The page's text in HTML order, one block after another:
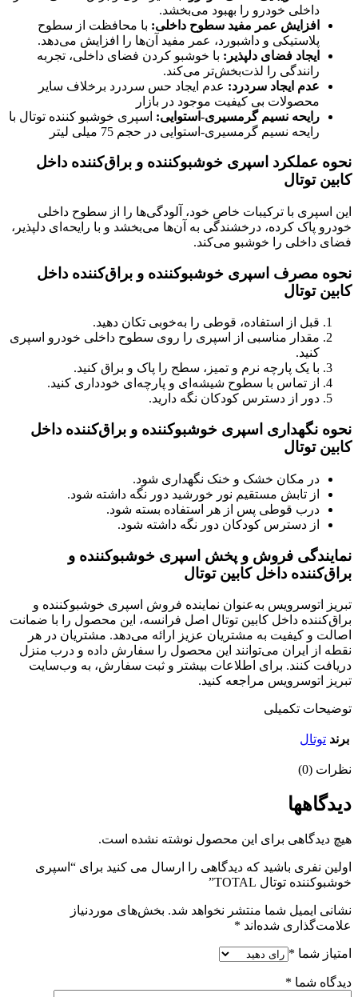
داخلی خودرو را بهبود می‌بخشد.
افزایش عمر مفید سطوح داخلی: با محافظت از سطوح
پلاستیکی و داشبورد، عمر مفید آن‌ها را افزایش می‌دهد.
ایجاد فضای دلپذیر: با خوشبو کردن فضای داخلی، تجربه
رانندگی را لذت‌بخش‌تر می‌کند.
عدم ایجاد سردرد: عدم ایجاد حس سردرد برخلاف سایر
محصولات بی کیفیت موجود در بازار
رایحه نسیم گرمسیری-استوایی: اسپری خوشبو کننده توتال با
رایحه نسیم گرمسیری-استوایی در حجم 75 میلی لیتر
نحوه عملکرد اسپری خوشبوکننده و براق‌کننده داخل
کابین توتال
این اسپری با ترکیبات خاص خود، آلودگی‌ها را از سطوح داخلی
خودرو پاک کرده، درخشندگی به آن‌ها می‌بخشد و با رایحه‌ای دلپذیر،
فضای داخلی را خوشبو می‌کند.
نحوه مصرف اسپری خوشبوکننده و براق‌کننده داخل
کابین توتال
قبل از استفاده، قوطی را به‌خوبی تکان دهید.
مقدار مناسبی از اسپری را روی سطوح داخلی خودرو اسپری
کنید.
با یک پارچه نرم و تمیز، سطح را پاک و براق کنید.
از تماس با سطوح شیشه‌ای و پارچه‌ای خودداری کنید.
دور از دسترس کودکان نگه دارید.
نحوه نگهداری اسپری خوشبوکننده و براق‌کننده داخل
کابین توتال
در مکان خشک و خنک نگهداری شود.
از تابش مستقیم نور خورشید دور نگه داشته شود.
درب قوطی پس از هر استفاده بسته شود.
از دسترس کودکان دور نگه داشته شود.
نمایندگی فروش و پخش اسپری خوشبوکننده و
براق‌کننده داخل کابین توتال
تبریز اتوسرویس به‌عنوان نماینده فروش اسپری خوشبوکننده و
براق‌کننده داخل کابین توتال اصل فرانسه، این محصول را با ضمانت
اصالت و کیفیت به مشتریان عزیز ارائه می‌دهد. مشتریان در هر
نقطه از ایران می‌توانند این محصول را سفارش داده و درب منزل
دریافت کنند. برای اطلاعات بیشتر و ثبت سفارش، به وب‌سایت
تبریز اتوسرویس مراجعه کنید.
توضیحات تکمیلی
برند توتال
نظرات (0)
دیدگاهها
هیچ دیدگاهی برای این محصول نوشته نشده است.
اولین نفری باشید که دیدگاهی را ارسال می کنید برای “اسپری
خوشبوکننده توتال TOTAL”
نشانی ایمیل شما منتشر نخواهد شد. بخش‌های موردنیاز
علامت‌گذاری شده‌اند *
امتیاز شما *
دیدگاه شما *